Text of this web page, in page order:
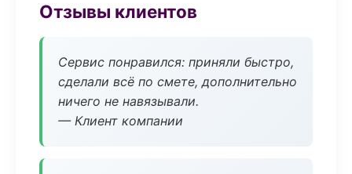
Отзывы клиентов
Сервис понравился: приняли быстро,
сделали всё по смете, дополнительно
ничего не навязывали.
— Клиент компании